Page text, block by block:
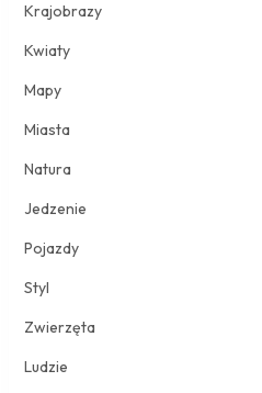
Krajobrazy
Kwiaty
Mapy
Miasta
Natura
Jedzenie
Pojazdy
Styl
Zwierzęta
Ludzie